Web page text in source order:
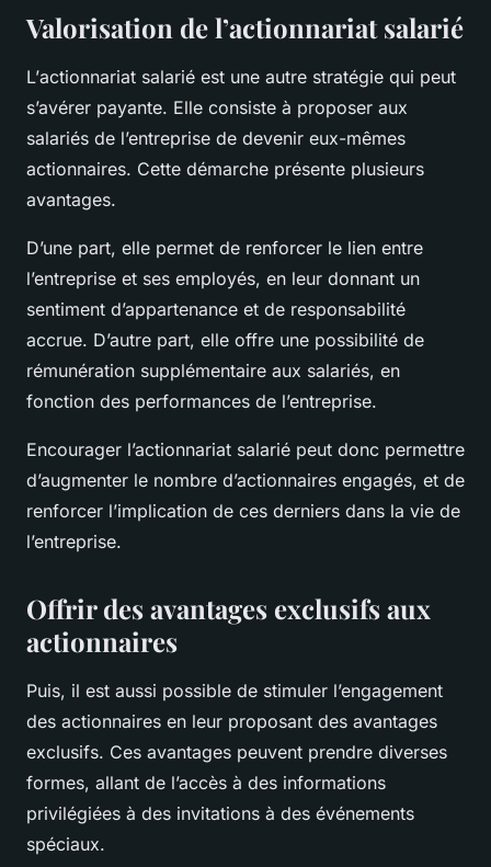
Valorisation de l’actionnariat salarié
L’actionnariat salarié est une autre stratégie qui peut
s’avérer payante. Elle consiste à proposer aux
salariés de l’entreprise de devenir eux-mêmes
actionnaires. Cette démarche présente plusieurs
avantages.
D’une part, elle permet de renforcer le lien entre
l’entreprise et ses employés, en leur donnant un
sentiment d’appartenance et de responsabilité
accrue. D’autre part, elle offre une possibilité de
rémunération supplémentaire aux salariés, en
fonction des performances de l’entreprise.
Encourager l’actionnariat salarié peut donc permettre
d’augmenter le nombre d’actionnaires engagés, et de
renforcer l’implication de ces derniers dans la vie de
l’entreprise.
Offrir des avantages exclusifs aux
actionnaires
Puis, il est aussi possible de stimuler l’engagement
des actionnaires en leur proposant des avantages
exclusifs. Ces avantages peuvent prendre diverses
formes, allant de l’accès à des informations
privilégiées à des invitations à des événements
spéciaux.